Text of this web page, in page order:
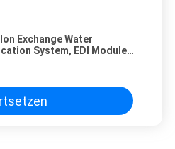
Exchange Water
System, EDI Module